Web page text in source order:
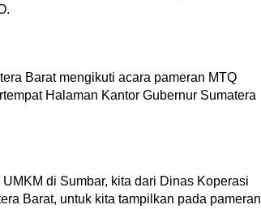
Barat mengikuti acara pameran MTQ
Halaman Kantor Gubernur Sumatera
di Sumbar, kita dari Dinas Koperasi
Barat, untuk kita tampilkan pada pameran